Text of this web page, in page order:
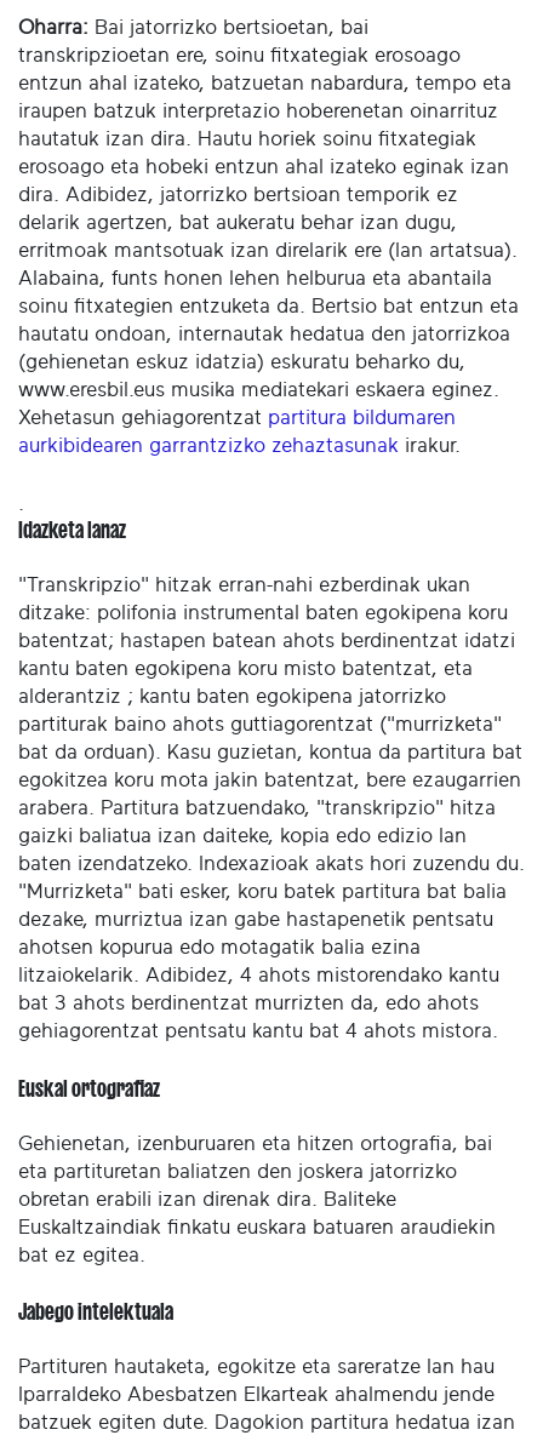
Oharra: Bai jatorrizko bertsioetan, bai
transkripzioetan ere, soinu fitxategiak erosoago
entzun ahal izateko, batzuetan nabardura, tempo eta
iraupen batzuk interpretazio hoberenetan oinarrituz
hautatuk izan dira. Hautu horiek soinu fitxategiak
erosoago eta hobeki entzun ahal izateko eginak izan
dira. Adibidez, jatorrizko bertsioan temporik ez
delarik agertzen, bat aukeratu behar izan dugu,
erritmoak mantsotuak izan direlarik ere (lan artatsua).
Alabaina, funts honen lehen helburua eta abantaila
soinu fitxategien entzuketa da. Bertsio bat entzun eta
hautatu ondoan, internautak hedatua den jatorrizkoa
(gehienetan eskuz idatzia) eskuratu beharko du,
www.eresbil.eus musika mediatekari eskaera eginez.
Xehetasun gehiagorentzat partitura bildumaren
aurkibidearen garrantzizko zehaztasunak irakur.
Idazketa lanaz
"Transkripzio" hitzak erran-nahi ezberdinak ukan
ditzake: polifonia instrumental baten egokipena koru
batentzat; hastapen batean ahots berdinentzat idatzi
kantu baten egokipena koru misto batentzat, eta
alderantziz ; kantu baten egokipena jatorrizko
partiturak baino ahots guttiagorentzat ("murrizketa"
bat da orduan). Kasu guzietan, kontua da partitura bat
egokitzea koru mota jakin batentzat, bere ezaugarrien
arabera. Partitura batzuendako, "transkripzio" hitza
gaizki baliatua izan daiteke, kopia edo edizio lan
baten izendatzeko. Indexazioak akats hori zuzendu du.
"Murrizketa" bati esker, koru batek partitura bat balia
dezake, murriztua izan gabe hastapenetik pentsatu
ahotsen kopurua edo motagatik balia ezina
litzaiokelarik. Adibidez, 4 ahots mistorendako kantu
bat 3 ahots berdinentzat murrizten da, edo ahots
gehiagorentzat pentsatu kantu bat 4 ahots mistora.
Euskal ortografiaz
Gehienetan, izenburuaren eta hitzen ortografia, bai
eta partituretan baliatzen den joskera jatorrizko
obretan erabili izan direnak dira. Baliteke
Euskaltzaindiak finkatu euskara batuaren araudiekin
bat ez egitea.
Jabego intelektuala
Partituren hautaketa, egokitze eta sareratze lan hau
Iparraldeko Abesbatzen Elkarteak ahalmendu jende
batzuek egiten dute. Dagokion partitura hedatua izan